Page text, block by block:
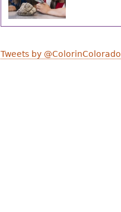
Tweets by @ColorinColorado